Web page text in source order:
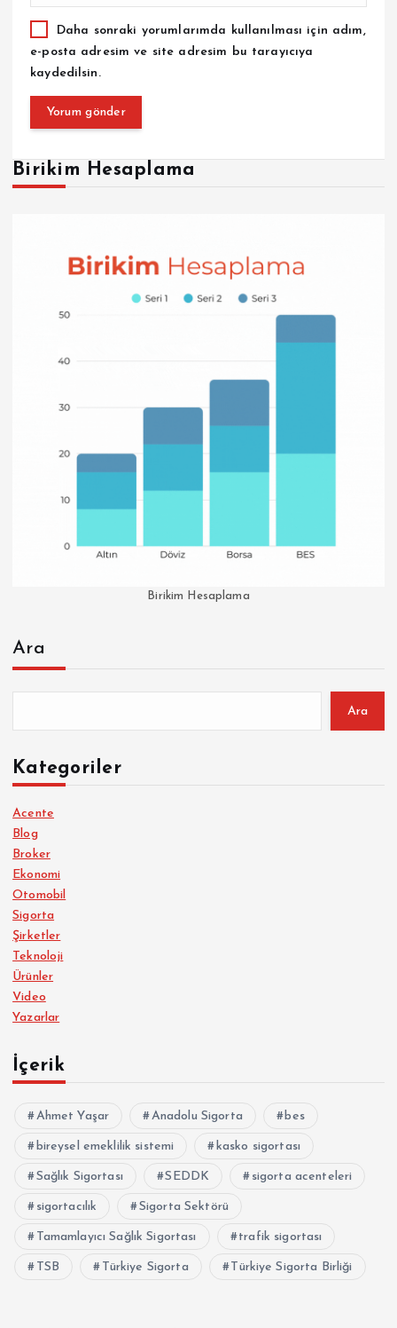
Daha sonraki yorumlarımda kullanılması için adım,
e-posta adresim ve site adresim bu tarayıcıya
kaydedilsin.
Birikim Hesaplama
Birikim Hesaplama
Ara
Ara
Kategoriler
Acente
Blog
Broker
Ekonomi
Otomobil
Sigorta
Şirketler
Teknoloji
Ürünler
Video
Yazarlar
İçerik
Ahmet Yaşar Anadolu Sigorta bes
bireysel emeklilik sistemi kasko sigortası
Sağlık Sigortası SEDDK sigorta acenteleri
sigortacılık Sigorta Sektörü
Tamamlayıcı Sağlık Sigortası trafik sigortası
TSB Türkiye Sigorta Türkiye Sigorta Birliği